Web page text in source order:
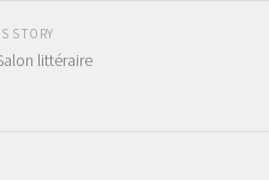
STORY
littéraire